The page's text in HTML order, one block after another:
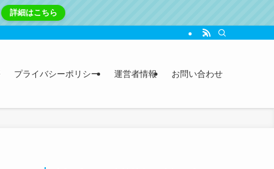
詳細はこちら
プライバシーポリシー 運営者情報 お問い合わせ